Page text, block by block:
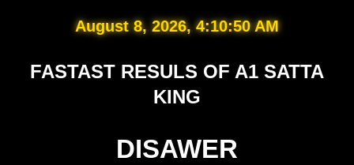
August 8, 2026, 4:10:51 AM
FASTAST RESULS OF A1 SATTA
KING
DISAWER